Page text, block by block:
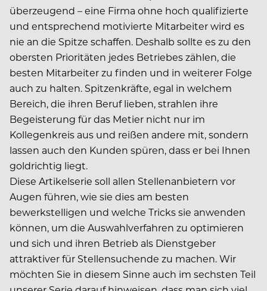
überzeugend – eine Firma ohne hoch qualifizierte
und entsprechend motivierte Mitarbeiter wird es
nie an die Spitze schaffen. Deshalb sollte es zu den
obersten Prioritäten jedes Betriebes zählen, die
besten Mitarbeiter zu finden und in weiterer Folge
auch zu halten. Spitzenkräfte, egal in welchem
Bereich, die ihren Beruf lieben, strahlen ihre
Begeisterung für das Metier nicht nur im
Kollegenkreis aus und reißen andere mit, sondern
lassen auch den Kunden spüren, dass er bei Ihnen
goldrichtig liegt.
Diese Artikelserie soll allen Stellenanbietern vor
Augen führen, wie sie dies am besten
bewerkstelligen und welche Tricks sie anwenden
können, um die Auswahlverfahren zu optimieren
und sich und ihren Betrieb als Dienstgeber
attraktiver für Stellensuchende zu machen. Wir
möchten Sie in diesem Sinne auch im sechsten Teil